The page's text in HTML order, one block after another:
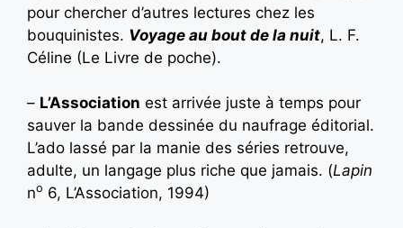
pour chercher d’autres lectures chez les
bouquinistes. Voyage au bout de la nuit, L. F.
Céline (Le Livre de poche).
– L’Association est arrivée juste à temps pour
sauver la bande dessinée du naufrage éditorial.
L’ado lassé par la manie des séries retrouve,
adulte, un langage plus riche que jamais. (Lapin
no 6, L’Association, 1994)